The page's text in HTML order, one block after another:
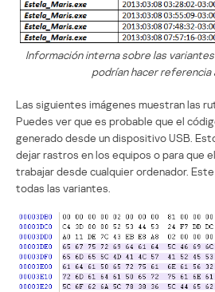
Información interna sobre las
podrían hacer referencia
Las siguientes imágenes muestran las
Puedes ver que es probable que el
generado desde un dispositivo USB.
dejar rastros en los equipos o para que
trabajar desde cualquier ordenador.
todas las variantes.